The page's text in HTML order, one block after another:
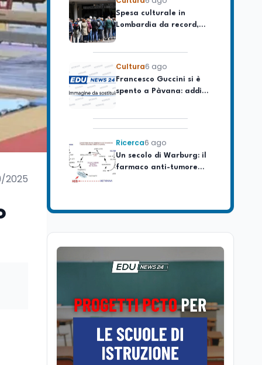
2025
Lombardia da record,
ma la voragine Nord-
Francesco Guccini si è
spento a Pàvana: addio
al Maestrone
Un secolo di Warburg: il
farmaco anti-tumore
che accende la glicolisi
Scuola
Posizioni economiche
4.150 euro
Spesa culturale in
Lombardia da record,
ma la voragine Nord-